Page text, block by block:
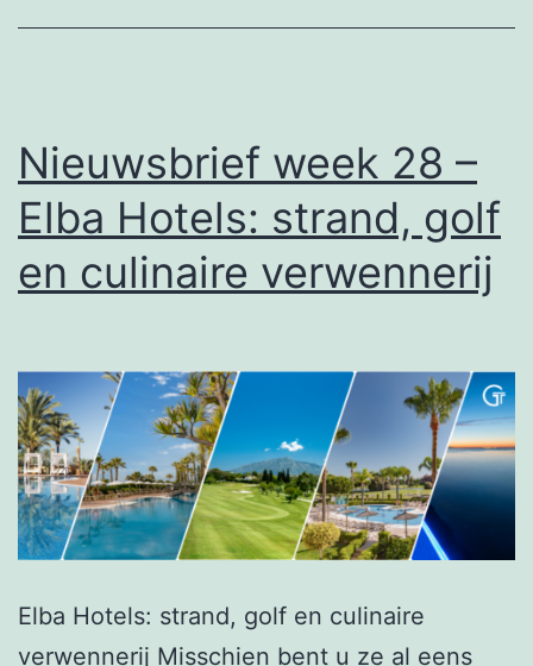
Nieuwsbrief week 28 –
Elba Hotels: strand, golf
en culinaire verwennerij
Elba Hotels: strand, golf en culinaire
verwennerij Misschien bent u ze al eens